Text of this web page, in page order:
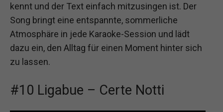
kennt und der Text einfach mitzusingen ist. Der
Song bringt eine entspannte, sommerliche
Atmosphäre in jede Karaoke-Session und lädt
dazu ein, den Alltag für einen Moment hinter sich
zu lassen.
#10 Ligabue – Certe Notti